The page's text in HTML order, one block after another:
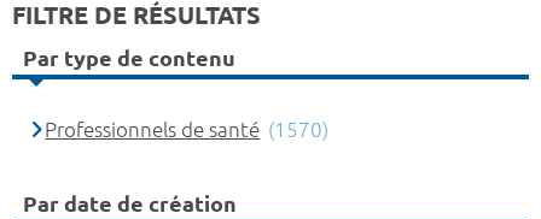
FILTRE DE RÉSULTATS
Par type de contenu
Professionnels de santé (1570)
Par date de création